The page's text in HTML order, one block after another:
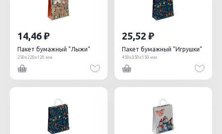
14,46
Пакет бумажный "Лыжи"
250х220х120 мм
25,52
Пакет бумажный "Игрушки"
450х350х150 мм